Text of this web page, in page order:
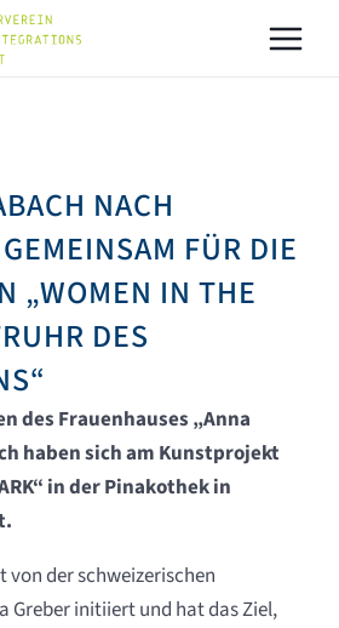
NACH
FÜR DIE
„WOMEN IN THE
DES
des Frauenhauses „Anna
haben sich am Kunstprojekt
in der Pinakothek in
von der schweizerischen
Greber initiiert und hat das Ziel,